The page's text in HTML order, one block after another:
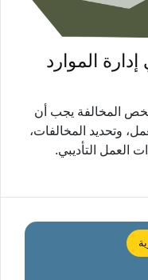
الموارد
يخص المخالفة يجب أن
وتحديد المخالفات،
العمل التأديبي.